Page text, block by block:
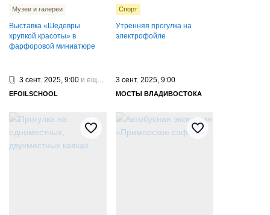
Музеи и галереи
Выставка «Шедевры
хрупкой красоты» в
фарфоровой миниатюре
Спорт
Утренняя прогулка на
электрофойле
3 сент. 2025, 9:00 и еще 5
EFOILSCHOOL
3 сент. 2025, 9:00
МОСТЫ ВЛАДИВОСТОКА